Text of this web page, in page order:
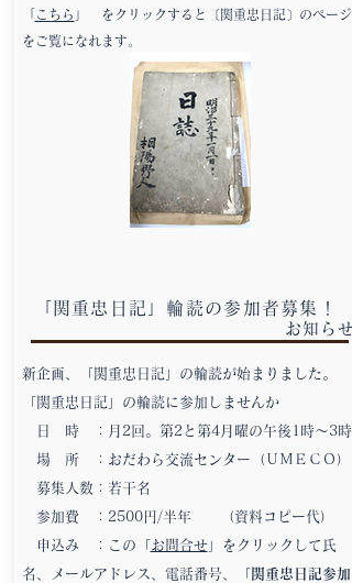
こちら 」 をクリックすると〔関重忠日記〕のページ
をご覧になれます。
お知らせ
「関重忠日記」輪読の参加者募集！
新企画、「関重忠日記」の輪読が始まりました。
「関重忠日記」の輪読に参加しませんか
日 時 ：月2回。第2と第4月曜の午後1時～3時
場 所 ：おだわら交流センター（ＵＭＥＣＯ）
募集人数：若干名
参加費 ：2500円/半年 （資料コピー代）
申込み ：この「お問合せ」をクリックして氏
名、メールアドレス、電話番号、「関重忠日記参加